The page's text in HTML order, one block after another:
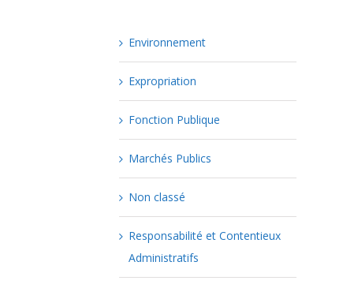
Environnement
Expropriation
Fonction Publique
Marchés Publics
Non classé
Responsabilité et Contentieux
Administratifs